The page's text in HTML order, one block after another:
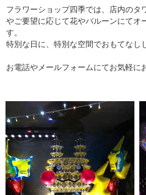
フラワーショップ四季では、店内のタ
やご要望に応じて花やバルーンにてオ
す。
特別な日に、特別な空間でおもてなし
お電話やメールフォームにてお気軽に